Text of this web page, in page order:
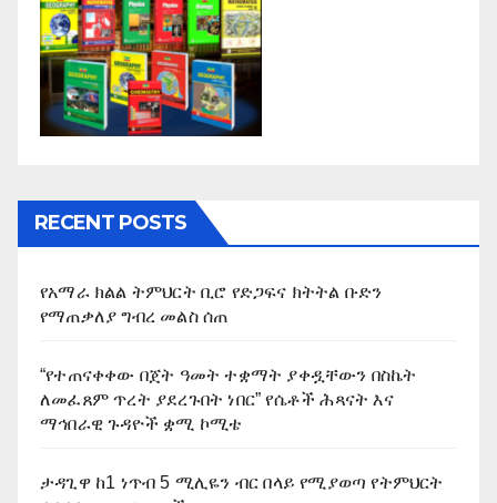
RECENT POSTS
የአማራ ክልል ትምህርት ቢሮ የድጋፍና ክትትል ቡድን
የማጠቃለያ ግብረ መልስ ሰጠ
“የተጠናቀቀው በጀት ዓመት ተቋማት ያቀዷቸውን በስኬት
ለመፈጸም ጥረት ያደረጉበት ነበር” የሴቶች ሕጻናት እና
ማኅበራዊ ጉዳዮች ቋሚ ኮሚቴ
ታዳጊዋ ከ1 ነጥብ 5 ሚሊዬን ብር በላይ የሚያወጣ የትምህርት